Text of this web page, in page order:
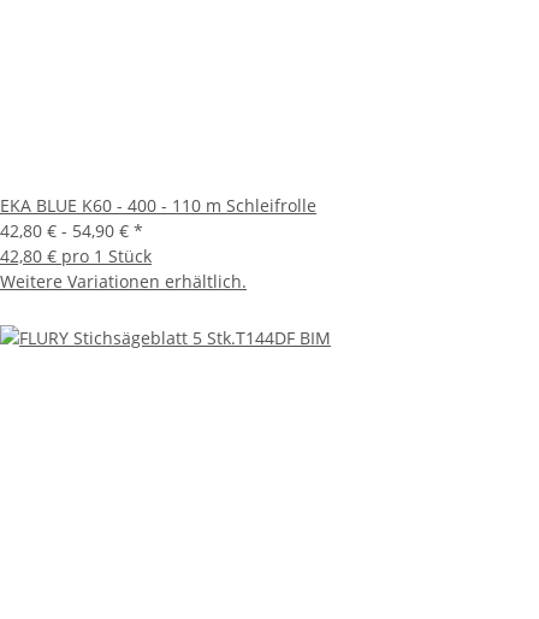
EKA BLUE K60 - 400 - 110 m Schleifrolle
42,80 € - 54,90 € *
42,80 € pro 1 Stück
Weitere Variationen erhältlich.